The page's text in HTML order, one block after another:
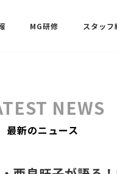
MG研修 スタッフ
NEWS
最新のニュース